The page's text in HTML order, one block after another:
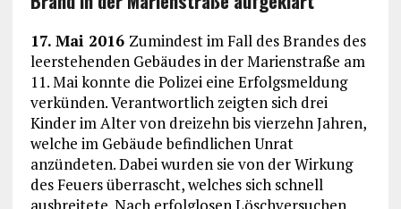
17. Mai 2016 Zumindest im Fall des Brandes des
leerstehenden Gebäudes in der Marienstraße am
11. Mai konnte die Polizei eine Erfolgsmeldung
verkünden. Verantwortlich zeigten sich drei
Kinder im Alter von dreizehn bis vierzehn Jahren,
welche im Gebäude befindlichen Unrat
anzündeten. Dabei wurden sie von der Wirkung
des Feuers überrascht, welches sich schnell
ausbreitete. Nach erfolglosen Löschversuchen